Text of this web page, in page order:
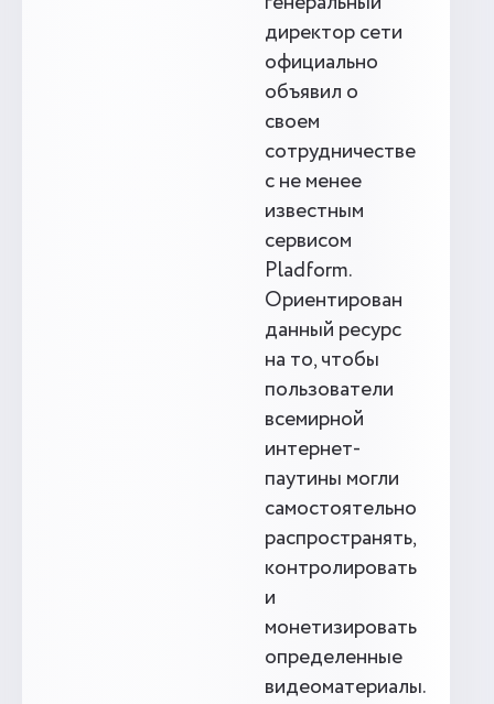
директор сети
официально
объявил о
своем
сотрудничестве
с не менее
известным
сервисом
Pladform.
Ориентирован
данный ресурс
на то, чтобы
пользователи
всемирной
интернет-
паутины могли
самостоятельно
распространять,
контролировать
и
монетизировать
определенные
видеоматериалы.